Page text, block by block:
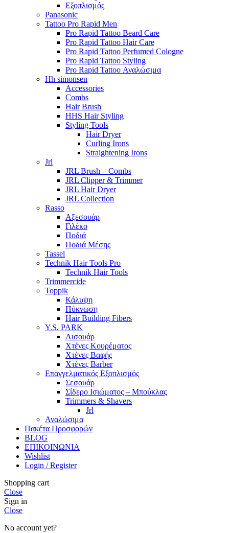
Εξοπλισμός
Panasonic
Tattoo Pro Rapid Men
Pro Rapid Tattoo Beard Care
Pro Rapid Tattoo Hair Care
Pro Rapid Tattoo Perfumed Cologne
Pro Rapid Tattoo Styling
Pro Rapid Tattoo Αναλώσιμα
Hh simonsen
Accessories
Combs
Hair Brush
HHS Hair Styling
Styling Tools
Hair Dryer
Curling Irons
Straightening Irons
Jrl
JRL Brush – Combs
JRL Clipper & Trimmer
JRL Hair Dryer
JRL Collection
Rasso
Αξεσουάρ
Γιλέκο
Ποδιά
Ποδιά Μέσης
Tassel
Technik Hair Tools Pro
Technik Hair Tools
Trimmercide
Toppik
Κάλυψη
Πύκνωση
Hair Building Fibers
Y.S. PARK
Λισουάρ
Χτένες Κουρέματος
Χτένες Βαφής
Χτένες Barber
Επαγγελματικός Εξοπλισμός
Σεσουάρ
Σίδερο Ισιώματος – Μπούκλας
Trimmers & Shavers
Jrl
Αναλώσιμα
Πακέτα Προσφορών
BLOG
ΕΠΙΚΟΙΝΩΝΙΑ
Wishlist
Login / Register
Shopping cart
Close
Sign in
Close
No account yet?